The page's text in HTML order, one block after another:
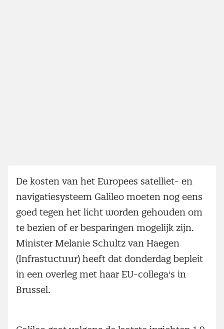
De kosten van het Europees satelliet- en
navigatiesysteem Galileo moeten nog eens
goed tegen het licht worden gehouden om
te bezien of er besparingen mogelijk zijn.
Minister Melanie Schultz van Haegen
(Infrastuctuur) heeft dat donderdag bepleit
in een overleg met haar EU-collega's in
Brussel.